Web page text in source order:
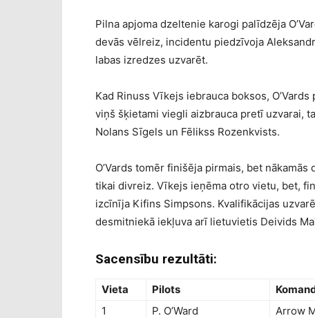
Pilna apjoma dzeltenie karogi palīdzēja
devās vēlreiz, incidentu piedzīvoja
labas izredzes uzvarēt.
Kad Rinuss Vīkejs iebrauca boksos,
viņš šķietami viegli aizbrauca pretī uzvarai,
Nolans Sīgels un Fēlikss Rozenkvists.
O’Vards tomēr finišēja pirmais, bet
tikai divreiz. Vīkejs ieņēma otro vietu, bet,
izcīnīja Kifins Simpsons. Kvalifikācijas
desmitniekā iekļuva arī lietuvietis Deivids
Sacensību rezultāti:
Vieta Pilots
1
P. O’Ward Arrow